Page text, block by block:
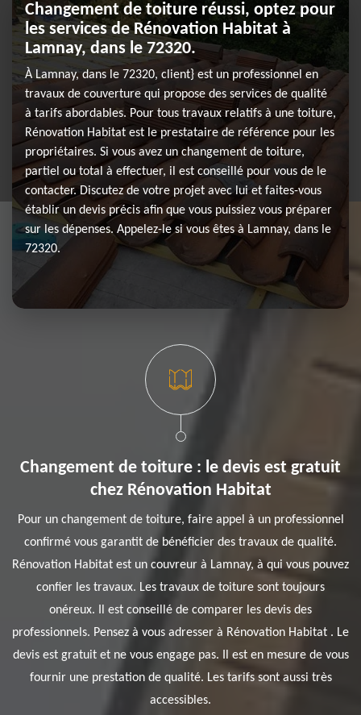
Changement de toiture réussi, optez pour
les services de Rénovation Habitat à
Lamnay, dans le 72320.
À Lamnay, dans le 72320, client} est un professionnel en
travaux de couverture qui propose des services de qualité
à tarifs abordables. Pour tous travaux relatifs à une toiture,
Rénovation Habitat est le prestataire de référence pour les
propriétaires. Si vous avez un changement de toiture,
partiel ou total à effectuer, il est conseillé pour vous de le
contacter. Discutez de votre projet avec lui et faites-vous
établir un devis précis afin que vous puissiez vous préparer
sur les dépenses. Appelez-le si vous êtes à Lamnay, dans le
72320.
Changement de toiture : le devis est gratuit
chez Rénovation Habitat
Pour un changement de toiture, faire appel à un professionnel
confirmé vous garantit de bénéficier des travaux de qualité.
Rénovation Habitat est un couvreur à Lamnay, à qui vous pouvez
confier les travaux. Les travaux de toiture sont toujours
onéreux. Il est conseillé de comparer les devis des
professionnels. Pensez à vous adresser à Rénovation Habitat . Le
devis est gratuit et ne vous engage pas. Il est en mesure de vous
fournir une prestation de qualité. Les tarifs sont aussi très
accessibles.